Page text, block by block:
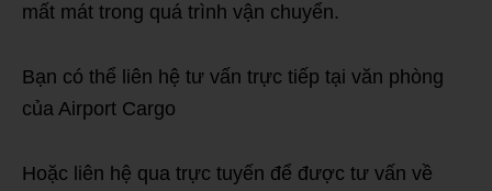
mất mát trong quá trình vận chuyển.
Bạn có thể liên hệ tư vấn trực tiếp tại văn phòng
của Airport Cargo
Hoặc liên hệ qua trực tuyến để được tư vấn về